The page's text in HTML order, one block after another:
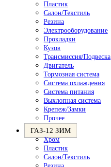
Пластик
Салон/Текстиль
Резина
Электрооборудование
Прокладки
Кузов
Трансмиссия/Подвеска
Двигатель
Тормозная система
Система охлаждения
Система питания
Выхлопная система
Крепеж/Замки
Прочее
ГАЗ-12 ЗИМ
Хром
Пластик
Салон/Текстиль